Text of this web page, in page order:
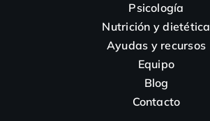
Psicología
Nutrición y dietética
Ayudas y recursos
Equipo
Blog
Contacto